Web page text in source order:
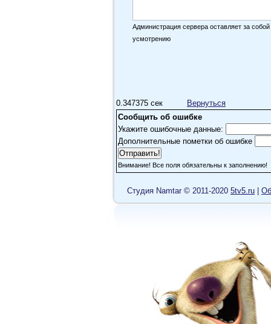
Администрация сервера оставляет за
усмотрению
0.347375 сек
Вернуться
Сообщить об ошибке
Укажите ошибочные данные:
Дополнительные пометки об ошибке
Внимание! Все поля обязательны к заполнению!
Cтудия Namtar © 2011-2020 5tv5.ru